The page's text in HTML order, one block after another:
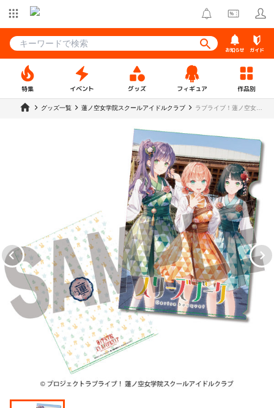
お知らせ ガイド
特集 イベント グッズ フィギュア 作品別
グッズ一覧 蓮ノ空女学院スクールアイドルクラブ
ラブライブ！蓮ノ空女学
クリアファイル スリーズ
ブーケ